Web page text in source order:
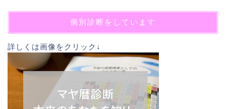
個別診断をしています
詳しくは画像をクリック↓